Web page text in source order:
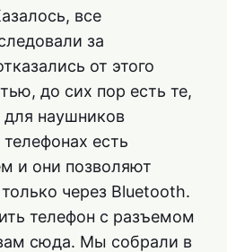
все
за
от этого
до сих пор есть те,
для наушников
есть
и они позволяют
через Bluetooth.
телефон с разъемом
сюда. Мы собрали в